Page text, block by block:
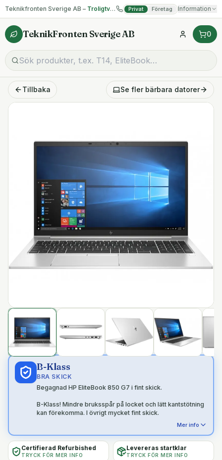
Teknikfronten Sverige AB – Troligtvis billigast på begagnad IT! Privat Företag Information
TeknikFronten Sverige AB 0
Tillbaka Se fler bärbara datorer
B-Klass
BRA SKICK
Begagnad HP EliteBook 850 G7 i fint skick.
B-Klass! Mindre bruksspår på locket och lätt kantstötning
kan förekomma. I övrigt mycket fint skick.
Mer info
Certifierad Refurbished
TRYCK FÖR MER INFO
Levereras startklar
TRYCK FÖR MER INFO